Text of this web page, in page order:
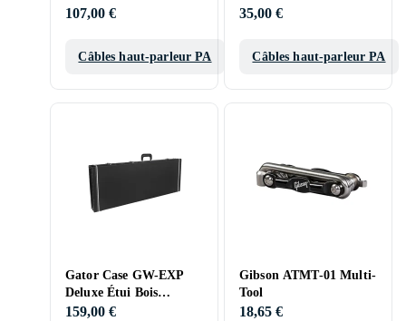
12 Input
107,00 €
Câbles haut-parleur PA
Instrument Cable 4.5 m
35,00 €
Câbles haut-parleur PA
Gator Case GW-EXP
Deluxe Étui Bois
Explorer Guitares
159,00 €
Gibson ATMT-01 Multi-
Tool
18,65 €